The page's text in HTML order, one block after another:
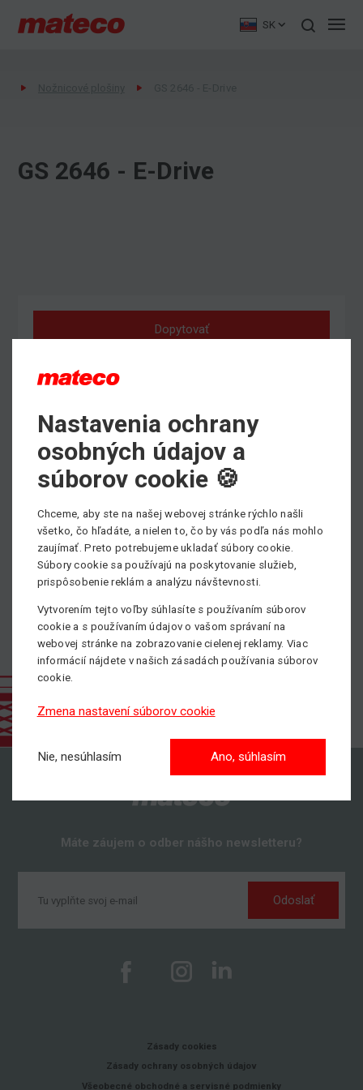
SK
GS 2646 - E-Drive
Dopytovať
Max. pracovná výška
9.85 m
Min. nosnosť
454 kg
Pohon
Elektrický
Máte záujem o odber nášho newsletteru?
Odoslať
Zásady cookies
Zásady ochrany osobných údajov
Všeobecné obchodné a servisné podmienky
Nastavenia ochrany
osobných údajov a
súborov cookie 🍪
Chceme, aby ste na našej webovej stránke rýchlo našli
všetko, čo hľadáte, a nielen to, čo by vás podľa nás mohlo
zaujímať. Preto potrebujeme ukladať súbory cookie.
Súbory cookie sa používajú na poskytovanie služieb,
prispôsobenie reklám a analýzu návštevnosti.
Vytvorením tejto voľby súhlasíte s používaním súborov
cookie a s používaním údajov o vašom správaní na
webovej stránke na zobrazovanie cielenej reklamy. Viac
informácií nájdete v našich zásadách používania súborov
cookie.
Zmena nastavení súborov cookie
Nie, nesúhlasím Ano, súhlasím